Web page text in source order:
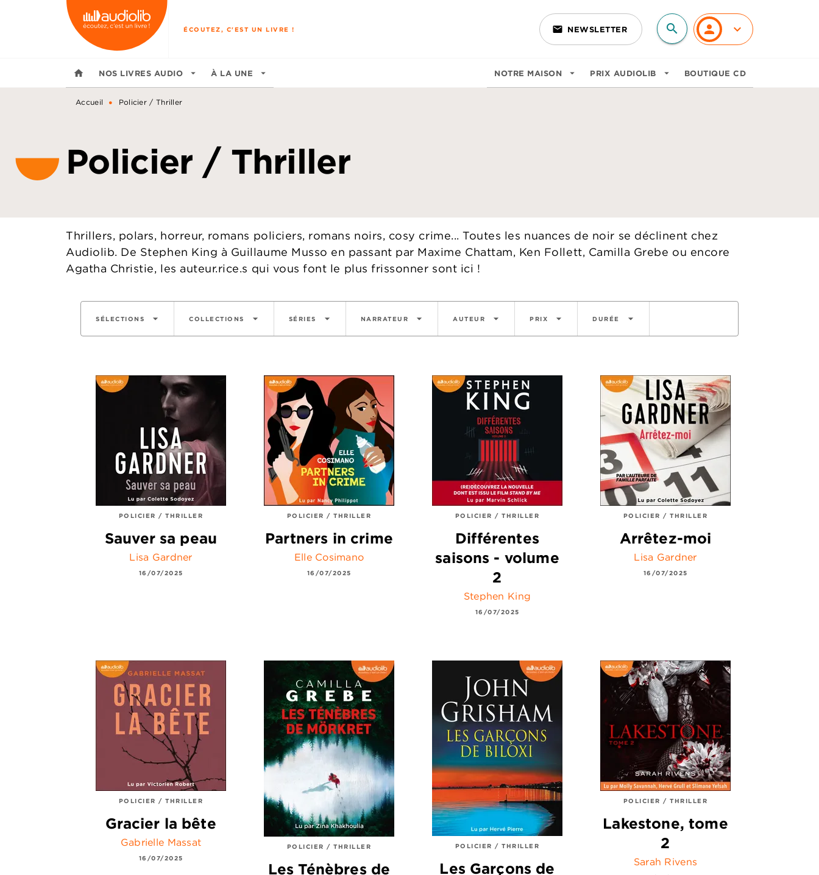
MENU RECHERCHE
ÉCOUTEZ, C'EST UN LIVRE ! email NEWSLETTER search personn keyboard_arrow_down
home NOS LIVRES AUDIO arrow_drop_down À LA UNE arrow_drop_down NOTRE MAISON arrow_drop_down PRIX AUDIOLIB arrow_drop_down BOUTIQUE CD
Accueil • Policier / Thriller
Policier / Thriller
Thrillers, polars, horreur, romans policiers, romans noirs, cosy crime... Toutes les nuances de noir se déclinent chez
Audiolib. De Stephen King à Guillaume Musso en passant par Maxime Chattam, Ken Follett, Camilla Grebe ou encore
Agatha Christie, les auteur.rice.s qui vous font le plus frissonner sont ici !
SÉLECTIONS arrow_drop_down COLLECTIONS arrow_drop_down SÉRIES arrow_drop_down NARRATEUR arrow_drop_down AUTEUR arrow_drop_down PRIX arrow_drop_down DURÉE arrow_drop_down
POLICIER / THRILLER
Sauver sa peau
Lisa Gardner
16/07/2025
POLICIER / THRILLER
Partners in crime
Elle Cosimano
16/07/2025
POLICIER / THRILLER
Différentes
saisons - volume
2
Stephen King
16/07/2025
POLICIER / THRILLER
Arrêtez-moi
Lisa Gardner
16/07/2025
POLICIER / THRILLER
Gracier la bête
Gabrielle Massat
16/07/2025
POLICIER / THRILLER
Les Ténèbres de
POLICIER / THRILLER
Les Garçons de
POLICIER / THRILLER
Lakestone, tome
2
Sarah Rivens